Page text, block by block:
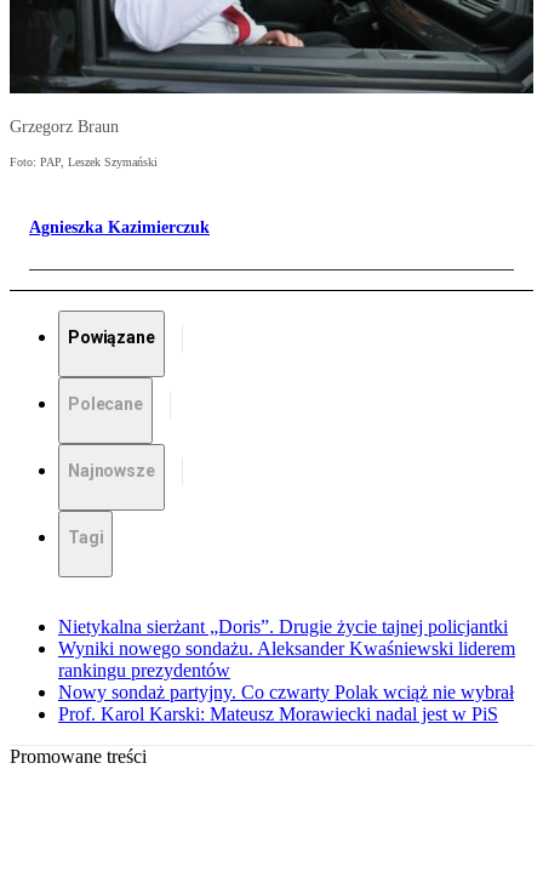
Grzegorz Braun
Foto: PAP, Leszek Szymański
Agnieszka Kazimierczuk
Powiązane
Polecane
Najnowsze
Tagi
Nietykalna sierżant „Doris”. Drugie życie tajnej policjantki
Wyniki nowego sondażu. Aleksander Kwaśniewski liderem
rankingu prezydentów
Nowy sondaż partyjny. Co czwarty Polak wciąż nie wybrał
Prof. Karol Karski: Mateusz Morawiecki nadal jest w PiS
Promowane treści